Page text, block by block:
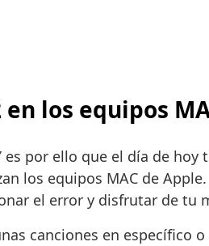
los equipos
por ello que el día de
los equipos MAC de
el error y disfrutar de tu
canciones en específico